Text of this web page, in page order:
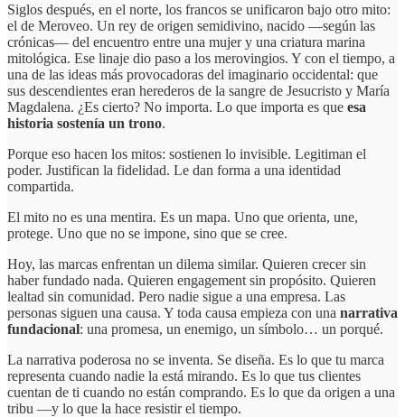
Siglos después, en el norte, los francos se unificaron bajo otro mito:
el de Meroveo. Un rey de origen semidivino, nacido —según las
crónicas— del encuentro entre una mujer y una criatura marina
mitológica. Ese linaje dio paso a los merovingios. Y con el tiempo, a
una de las ideas más provocadoras del imaginario occidental: que
sus descendientes eran herederos de la sangre de Jesucristo y María
Magdalena. ¿Es cierto? No importa. Lo que importa es que esa
historia sostenía un trono.
Porque eso hacen los mitos: sostienen lo invisible. Legitiman el
poder. Justifican la fidelidad. Le dan forma a una identidad
compartida.
El mito no es una mentira. Es un mapa. Uno que orienta, une,
protege. Uno que no se impone, sino que se cree.
Hoy, las marcas enfrentan un dilema similar. Quieren crecer sin
haber fundado nada. Quieren engagement sin propósito. Quieren
lealtad sin comunidad. Pero nadie sigue a una empresa. Las
personas siguen una causa. Y toda causa empieza con una narrativa
fundacional: una promesa, un enemigo, un símbolo… un porqué.
La narrativa poderosa no se inventa. Se diseña. Es lo que tu marca
representa cuando nadie la está mirando. Es lo que tus clientes
cuentan de ti cuando no están comprando. Es lo que da origen a una
tribu —y lo que la hace resistir el tiempo.